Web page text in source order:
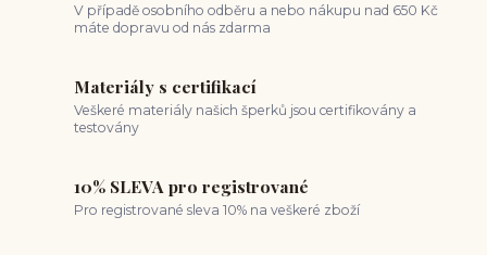
V případě osobního odběru a nebo nákupu nad 650 Kč
máte dopravu od nás zdarma
Materiály s certifikací
Veškeré materiály našich šperků jsou certifikovány a
testovány
10% SLEVA pro registrované
Pro registrované sleva 10% na veškeré zboží